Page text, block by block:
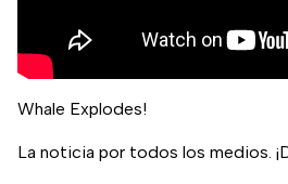
Whale Explodes!
La noticia por todos los medios.